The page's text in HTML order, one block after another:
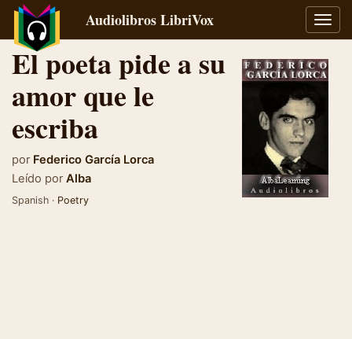
Audiolibros LibriVox
El poeta pide a su
amor que le
escriba
por Federico García Lorca
Leído por Alba
Spanish · Poetry